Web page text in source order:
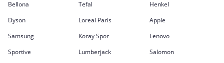
Bellona
Tefal
Henkel
Dyson
Loreal Paris
Apple
Samsung
Koray Spor
Lenovo
Sportive
Lumberjack
Salomon